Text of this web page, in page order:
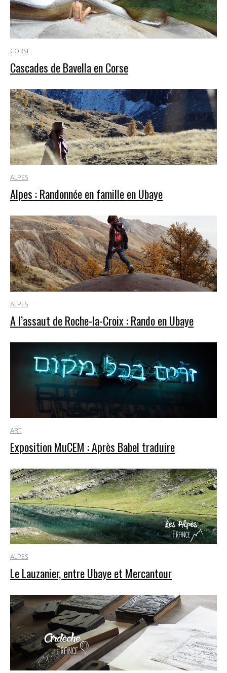
CORSE
Cascades de Bavella en Corse
ALPES
Alpes : Randonnée en famille en Ubaye
ALPES
A l’assaut de Roche-la-Croix : Rando en Ubaye
ART
Exposition MuCEM : Après Babel traduire
ALPES
Le Lauzanier, entre Ubaye et Mercantour